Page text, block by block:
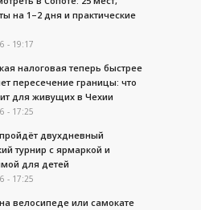
на 1–2 дня и практические
- 19:17
налоговая теперь быстрее
пересечение границы: что
для живущих в Чехии
- 17:25
двухдневный
турнир с ярмаркой и
для детей
- 17:25
велосипеде или самокате